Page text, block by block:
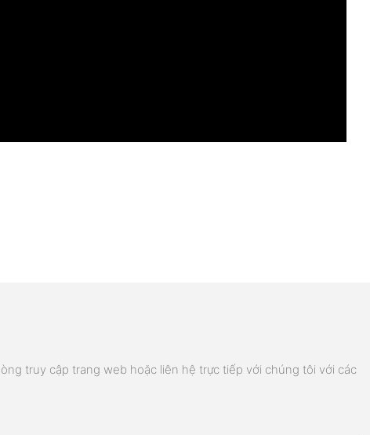
truy cập trang web hoặc liên hệ trực tiếp với chúng tôi với các